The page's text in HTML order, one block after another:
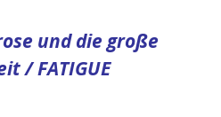
und die große
/ FATIGUE